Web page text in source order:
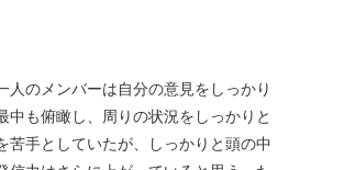
人のメンバーは自分の意見をしっかり
も俯瞰し、周りの状況をしっかりと
苦手としていたが、しっかりと頭の中